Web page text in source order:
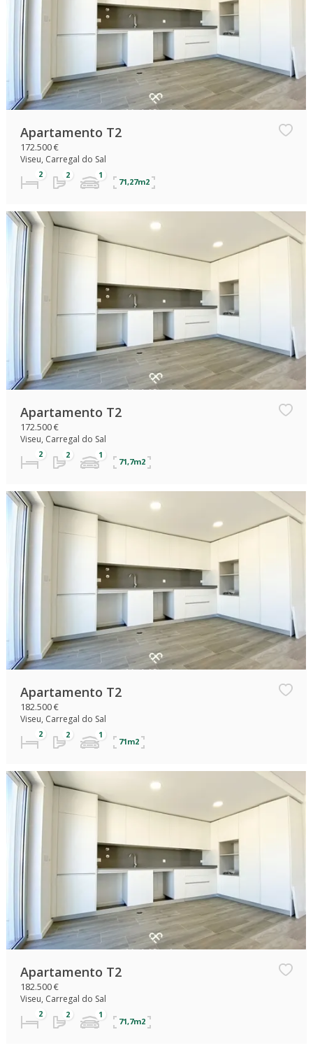
Apartamento T2
172.500 €
Viseu, Carregal do Sal
71,27m2
Apartamento T2
172.500 €
Viseu, Carregal do Sal
71,7m2
Apartamento T2
182.500 €
Viseu, Carregal do Sal
71m2
Apartamento T2
182.500 €
Viseu, Carregal do Sal
71,7m2